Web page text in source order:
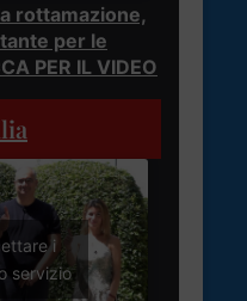
rottamazione,
per le
PER IL VIDEO
i
servizio